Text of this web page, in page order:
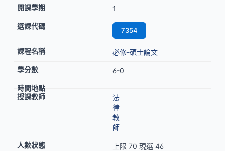
1
7354
必修-碩士論文
6-0
法
律
教
師
上限 70 現選 46